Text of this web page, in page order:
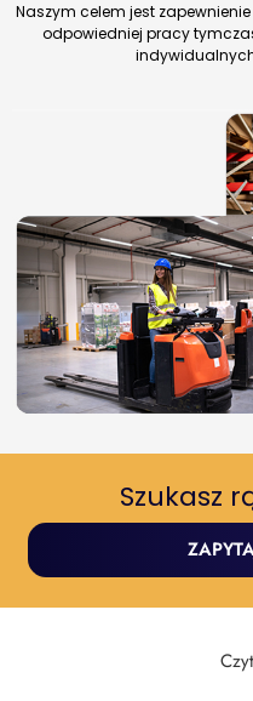
Naszym celem jest
odpowiedniej pracy
Szukasz